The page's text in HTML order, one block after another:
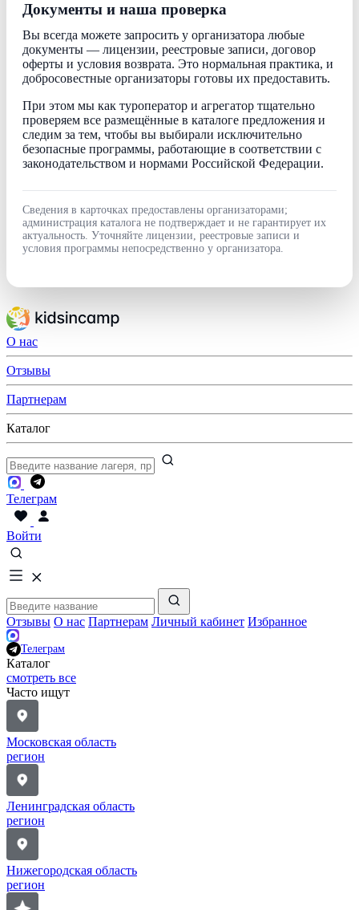
Документы и наша проверка
Вы всегда можете запросить у организатора любые
документы — лицензии, реестровые записи, договор
оферты и условия возврата. Это нормальная практика, и
добросовестные организаторы готовы их предоставить.
При этом мы как туроператор и агрегатор тщательно
проверяем все размещённые в каталоге предложения и
следим за тем, чтобы вы выбирали исключительно
безопасные программы, работающие в соответствии с
законодательством и нормами Российской Федерации.
Сведения в карточках предоставлены организаторами;
администрация каталога не подтверждает и не гарантирует их
актуальность. Уточняйте лицензии, реестровые записи и
условия программы непосредственно у организатора.
О нас
Отзывы
Партнерам
Каталог
Телеграм
Войти
Отзывы О нас Партнерам Личный кабинет Избранное
Телеграм
Каталог
смотреть все
Часто ищут
Московская область
регион
Ленинградская область
регион
Нижегородская область
регион